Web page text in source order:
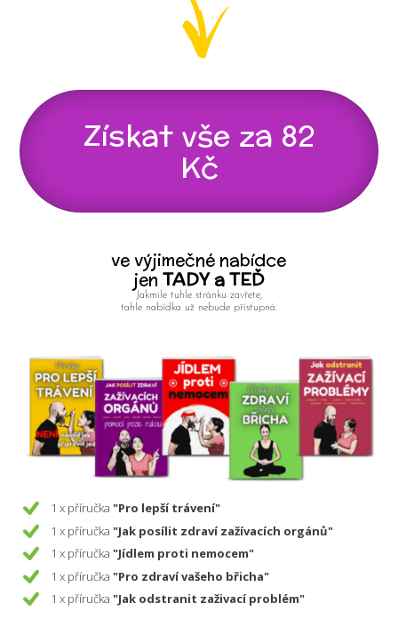
Získat vše za 82
Kč
ve výjimečné nabídce
jenTADY a TEĎ
Jakmile tuhle stránku zavřete,
tahle nabídka už nebude přístupná.
1 x příručka "Pro lepší trávení"
1 x příručka "Jak posílit zdraví zažívacích orgánů"
1 x příručka "Jídlem proti nemocem"
1 x příručka "Pro zdraví vašeho břicha"
1 x příručka "Jak odstranit zaživací problém"